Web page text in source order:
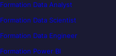
Formation Data Analyst
Formation Data Scientist
Formation Data Engineer
Formation Power BI